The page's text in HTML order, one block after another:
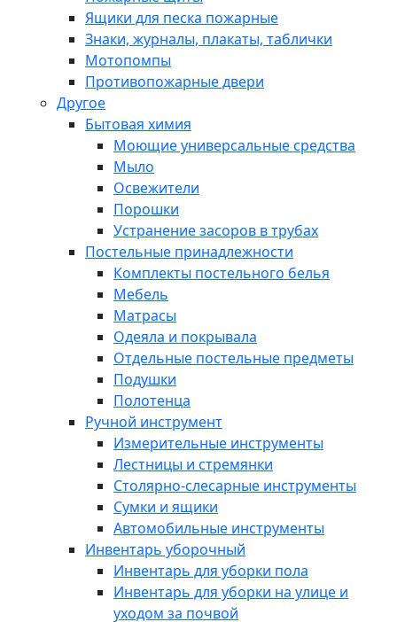
Ящики для песка пожарные
Знаки, журналы, плакаты, таблички
Мотопомпы
Противопожарные двери
Другое
Бытовая химия
Моющие универсальные средства
Мыло
Освежители
Порошки
Устранение засоров в трубах
Постельные принадлежности
Комплекты постельного белья
Мебель
Матрасы
Одеяла и покрывала
Отдельные постельные предметы
Подушки
Полотенца
Ручной инструмент
Измерительные инструменты
Лестницы и стремянки
Столярно-слесарные инструменты
Сумки и ящики
Автомобильные инструменты
Инвентарь уборочный
Инвентарь для уборки пола
Инвентарь для уборки на улице и
уходом за почвой